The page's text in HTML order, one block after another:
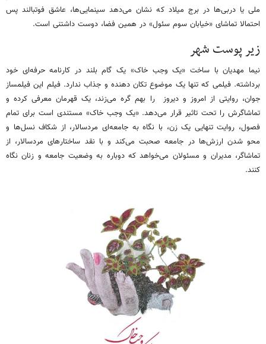
ملی یا دربی‌ها در برج میلاد که نشان می‌دهد سینمایی‌ها، عاشق فوتبالند پس
احتمالا تماشای «خیابان سوم سئول» در همین فضا، دوست داشتنی است.
زیر پوست شهر
نیما مهدیان با ساخت «یک وجب خاک» یک گام بلند در کارنامه حرفه‌ای خود
برداشته. فیلمی که تنها یک موضوع تکان دهنده و جذاب ندارد. فیلم این فیلمساز
جوان، روایتی از امروز و دیروز را بهم گره می‌زند، یک قهرمان معرفی کرده و
تماشاگرش را تحت تاثیر قرار می‌دهد. «یک وجب خاک» مستندی است برای تمام
فصول، روایت تنهایی یک زن، با نگاه به جامعه‌ای مردسالار، از شکاف نسل‌ها و
محو شدن ارزش‌ها در جامعه صحبت می‌کند و با نقد ساختارهای مردسالار، از
تماشاگر، مدیران و مسئولان می‌خواهد که دوباره به وضعیت جامعه و زنان نگاه
کنند.